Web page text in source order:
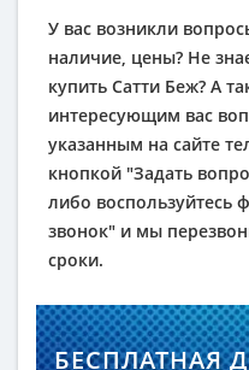
У вас возникли
наличие, цены? Не
купить Сатти Беж? А
интересующим вас
указанным на сайте
кнопкой "Задать
либо воспользуйтесь
звонок" и мы
сроки.
БЕСПЛАТНАЯ